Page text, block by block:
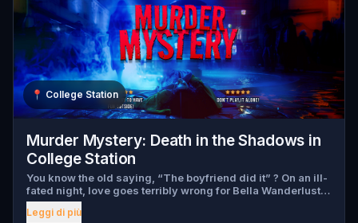
📍 College Station
Murder Mystery: Death in the Shadows in
College Station
You know the old saying, “The boyfriend did it” ? On an ill-
fated night, love goes terribly wrong for Bella Wanderlust
and Walter Bridges . Bella, a famous travel blogger, was
found dead during a ghost tour led by the theatrical Percy
Leggi di più